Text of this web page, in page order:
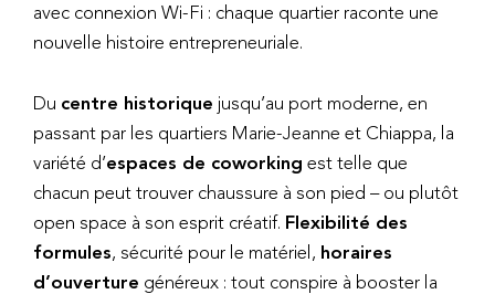
avec connexion Wi-Fi : chaque quartier raconte une
nouvelle histoire entrepreneuriale.
Du centre historique jusqu’au port moderne, en
passant par les quartiers Marie-Jeanne et Chiappa, la
variété d’espaces de coworking est telle que
chacun peut trouver chaussure à son pied – ou plutôt
open space à son esprit créatif. Flexibilité des
formules, sécurité pour le matériel, horaires
d’ouverture généreux : tout conspire à booster la